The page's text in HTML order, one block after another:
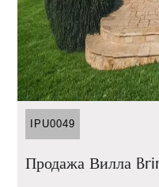
IPU0049
Продажа Вилла